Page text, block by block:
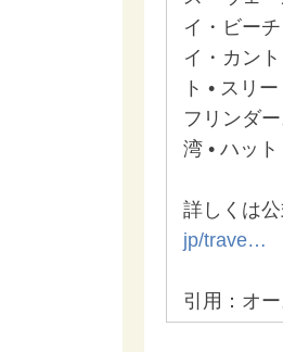
イ・ビー
イ・カン
ト • スリ
フリンダ
湾 • ハッ
詳しくは
jp/trave…
引用：オ